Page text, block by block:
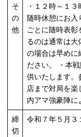
そ
の
他
・１２時～１
随時休憩にお入
ごとに随時表
るのは通常は
の場合は早めに
ださい。 ・本
供いたします。
店まで対局を
内アマ強豪陣に
締
切
令和７年５月３